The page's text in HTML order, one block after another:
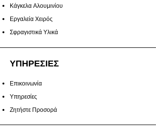
Κάγκελα Αλουμινίου
Εργαλεία Χειρός
Σφραγιστικά Υλικά
ΥΠΗΡΕΣΙΕΣ
Επικοινωνία
Υπηρεσίες
Ζητήστε Προσορά